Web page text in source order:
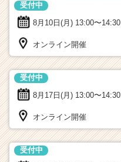
8月10日(月) 13:00〜14:30
受付中
オンライン開催
8月17日(月) 13:00〜14:30
受付中
オンライン開催
受付中